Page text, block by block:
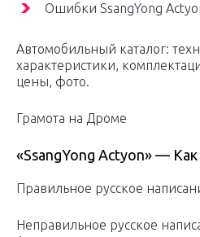
Ошибки SsangYong
Автомобильный каталог:
характеристики,
цены, фото.
Грамота на Дроме
«SsangYong Actyon» — Как
Правильное русское
Неправильное русское